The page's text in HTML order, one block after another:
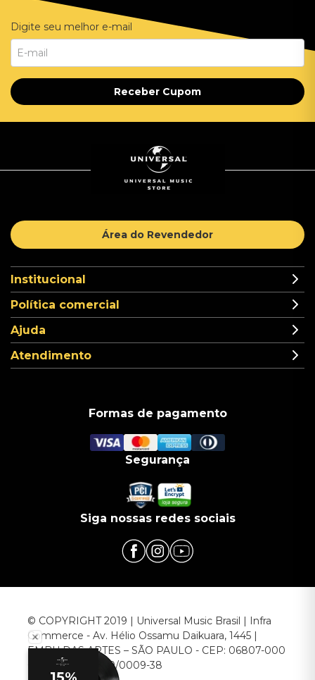
Digite seu melhor e-mail
Receber Cupom
Área do Revendedor
Institucional
Política comercial
Ajuda
Atendimento
Formas de pagamento
Segurança
Siga nossas redes sociais
© COPYRIGHT 2019 | Universal Music Brasil | Infra
Commerce - Av. Hélio Ossamu Daikuara, 1445 |
EMBU DAS ARTES – SÃO PAULO - CEP: 06807-000
CNPJ: 00.952.789/0009-38